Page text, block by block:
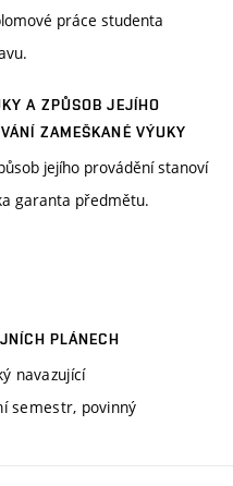
práce studenta
A ZPŮSOB JEJÍHO
ZAMEŠKANÉ VÝUKY
jejího provádění stanoví
garanta předmětu.
PLÁNECH
navazující
semestr, povinný